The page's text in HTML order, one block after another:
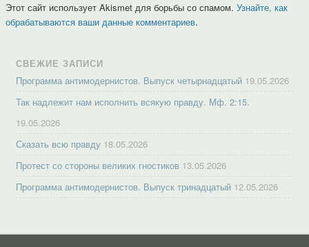
Этот сайт использует Akismet для борьбы со спамом. Узнайте, как
обрабатываются ваши данные комментариев.
СВЕЖИЕ ЗАПИСИ
Программа антимодернистов. Выпуск четырнадцатый 19.05.2026
Так надлежит нам исполнить всякую правду. Мф. 2:15.
19.05.2026
Сказать всю правду 18.05.2026
Протест со стороны великих гностиков 13.05.2026
Программа антимодернистов. Выпуск тринадцатый 12.05.2026